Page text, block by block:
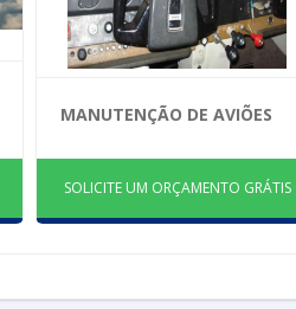
MANUTENÇÃO DE AVIÕES
SOLICITE UM ORÇAMENTO GRÁTIS